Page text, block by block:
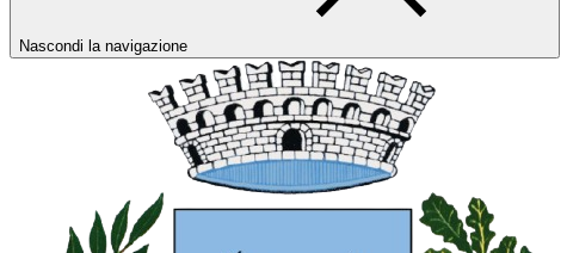
Nascondi la navigazione